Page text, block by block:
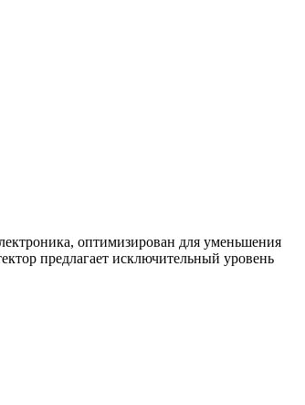
оптимизирован для уменьшения
предлагает исключительный уровень